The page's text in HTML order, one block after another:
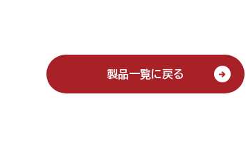
製品一覧に戻る